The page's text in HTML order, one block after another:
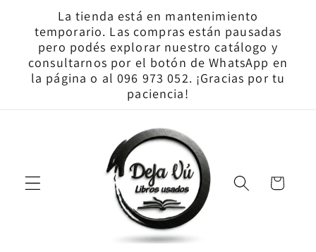
directamente
al contenido
La tienda está en mantenimiento
temporario. Las compras están pausadas
pero podés explorar nuestro catálogo y
consultarnos por el botón de WhatsApp en
la página o al 096 973 052. ¡Gracias por tu
paciencia!
Carrito